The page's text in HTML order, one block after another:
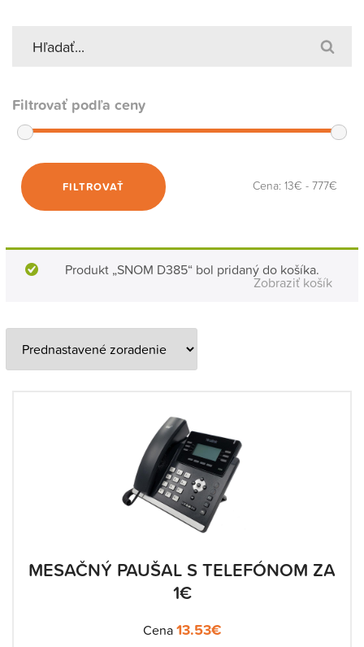
Filtrovať podľa ceny
FILTROVAŤ Cena: 13€ - 777€
Produkt „SNOM D385“ bol pridaný do košíka.
Zobraziť košík
MESAČNÝ PAUŠAL S TELEFÓNOM ZA
1€
Cena13.53€